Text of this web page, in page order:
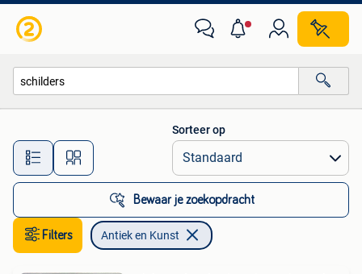
Alle afstanden…
Sorteer op
Bewaar je zoekopdracht
Filters Antiek en Kunst